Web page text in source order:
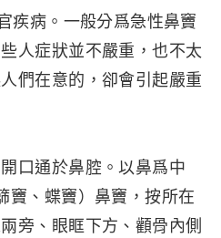
皮膚病
眼科
內科
疾病。一般分爲急性鼻竇
人症狀並不嚴重，也不太
們在意的，卻會引起嚴重
口通於鼻腔。以鼻爲中
竇、蝶竇）鼻竇，按所在
旁、眼眶下方、顴骨內側